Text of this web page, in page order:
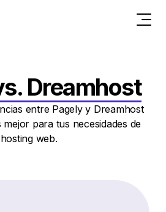
Dreamhost
entre Pagely y Dreamhost
para tus necesidades de
hosting web.